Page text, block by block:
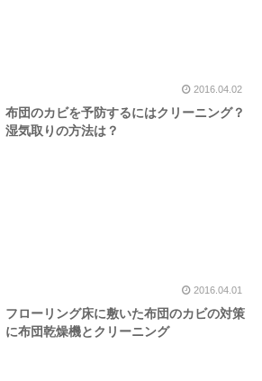
2016.04.02
布団のカビを予防するにはクリーニング？
湿気取りの方法は？
2016.04.01
フローリング床に敷いた布団のカビの対策
に布団乾燥機とクリーニング